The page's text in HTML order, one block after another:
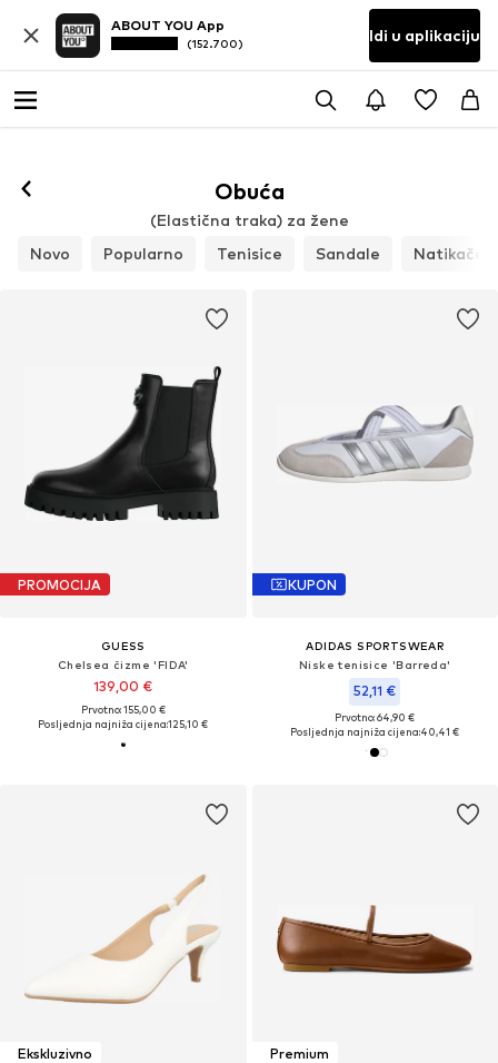
ABOUT YOU App
(152.700) Idi u aplikaciju
Obuća
(Elastična traka) za žene
Novo
Popularno Tenisice Sandale Natikače
PROMOCIJA
GUESS
Chelsea čizme 'FIDA'
139,00 €
Prvotno: 155,00 €
Posljednja najniža cijena:125,10 €
KUPON
ADIDAS SPORTSWEAR
Niske tenisice 'Barreda'
52,11 €
Prvotno: 64,90 €
Posljednja najniža cijena:40,41 €
Ekskluzivno
Premium